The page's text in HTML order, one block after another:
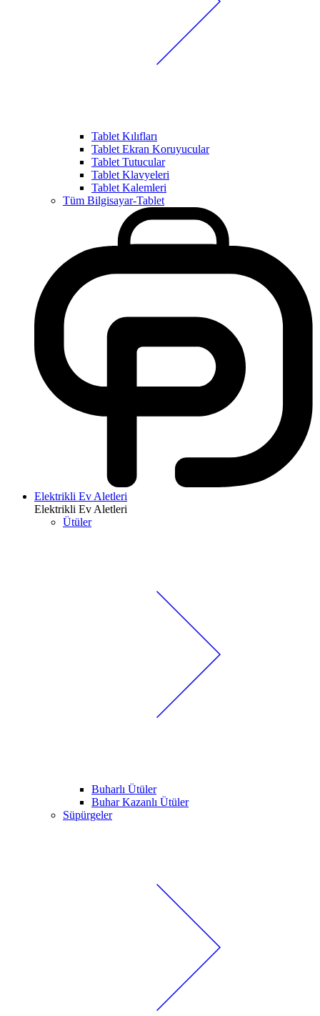
Tablet Kılıfları
Tablet Ekran Koruyucular
Tablet Tutucular
Tablet Klavyeleri
Tablet Kalemleri
Tüm Bilgisayar-Tablet
Elektrikli Ev Aletleri
Elektrikli Ev Aletleri
Ütüler
Buharlı Ütüler
Buhar Kazanlı Ütüler
Süpürgeler